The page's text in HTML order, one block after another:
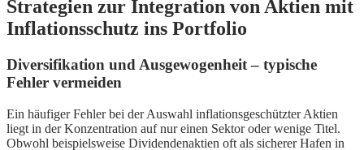
Strategien zur Integration von Aktien mit
Inflationsschutz ins Portfolio
Diversifikation und Ausgewogenheit – typische
Fehler vermeiden
Ein häufiger Fehler bei der Auswahl inflationsgeschützter Aktien
liegt in der Konzentration auf nur einen Sektor oder wenige Titel.
Obwohl beispielsweise Dividendenaktien oft als sicherer Hafen in